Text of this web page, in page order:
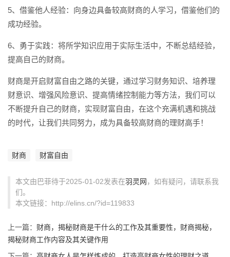
5、借鉴他人经验：向身边具备较高财商的人学习，借鉴他们的
成功经验。
6、勇于实践：将所学知识应用于实际生活中，不断总结经验，
提高自己的财商。
财商是开启财富自由之路的关键，通过学习财务知识、培养理
财意识、增强风险意识、提高情绪控制能力等方法，我们可以
不断提升自己的财商，实现财富自由，在这个充满机遇和挑战
的时代，让我们共同努力，成为具备较高财商的理财高手！
财商 财富自由
本文由巴菲待于2025-01-02发表在羽灵网 ，如有疑问，请联系我
们。
本文链接：http://elins.cn/?id=119833
上一篇： 财商，揭秘财商是干什么的工作及其重要性，财商揭秘，
揭秘财商工作内容及其关键作用